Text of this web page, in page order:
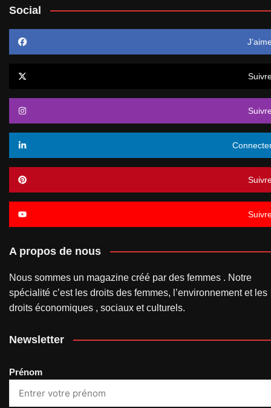
Social
A propos de nous
Nous sommes un magazine créé par des femmes . Notre
spécialité c’est les droits des femmes, l’environnement et les
droits économiques , sociaux et culturels.
Newsletter
Prénom